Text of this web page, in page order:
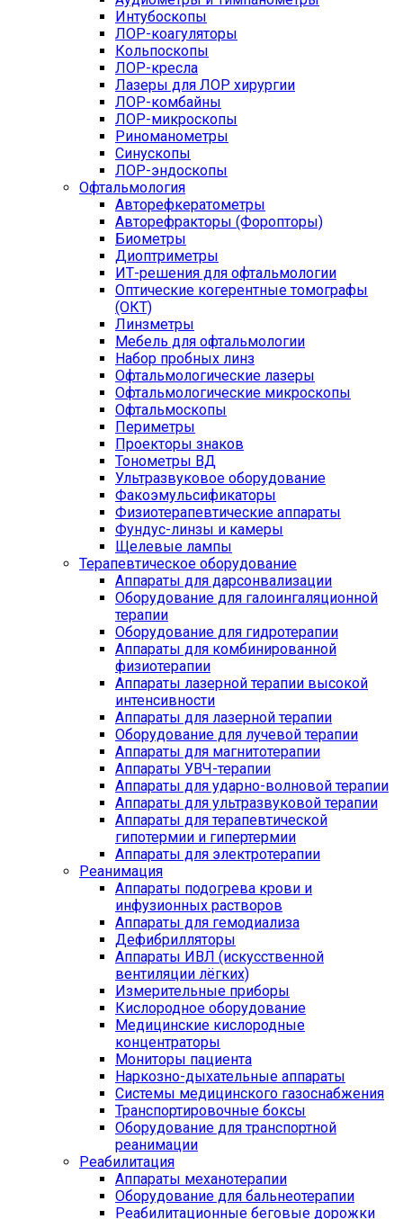
Интубоскопы
ЛОР-коагуляторы
Кольпоскопы
ЛОР-кресла
Лазеры для ЛОР хирургии
ЛОР-комбайны
ЛОР-микроскопы
Риноманометры
Синускопы
ЛОР-эндоскопы
Офтальмология
Авторефкератометры
Авторефракторы (Форопторы)
Биометры
Диоптриметры
ИТ-решения для офтальмологии
Оптические когерентные томографы
(ОКТ)
Линзметры
Мебель для офтальмологии
Набор пробных линз
Офтальмологические лазеры
Офтальмологические микроскопы
Офтальмоскопы
Периметры
Проекторы знаков
Тонометры ВД
Ультразвуковое оборудование
Факоэмульсификаторы
Физиотерапевтические аппараты
Фундус-линзы и камеры
Щелевые лампы
Терапевтическое оборудование
Аппараты для дарсонвализации
Оборудование для галоингаляционной
терапии
Оборудование для гидротерапии
Аппараты для комбинированной
физиотерапии
Аппараты лазерной терапии высокой
интенсивности
Аппараты для лазерной терапии
Оборудование для лучевой терапии
Аппараты для магнитотерапии
Аппараты УВЧ-терапии
Аппараты для ударно-волновой терапии
Аппараты для ультразвуковой терапии
Аппараты для терапевтической
гипотермии и гипертермии
Аппараты для электротерапии
Реанимация
Аппараты подогрева крови и
инфузионных растворов
Аппараты для гемодиализа
Дефибрилляторы
Аппараты ИВЛ (искусственной
вентиляции лёгких)
Измерительные приборы
Кислородное оборудование
Медицинские кислородные
концентраторы
Мониторы пациента
Наркозно-дыхательные аппараты
Системы медицинского газоснабжения
Транспортировочные боксы
Оборудование для транспортной
реанимации
Реабилитация
Аппараты механотерапии
Оборудование для бальнеотерапии
Реабилитационные беговые дорожки